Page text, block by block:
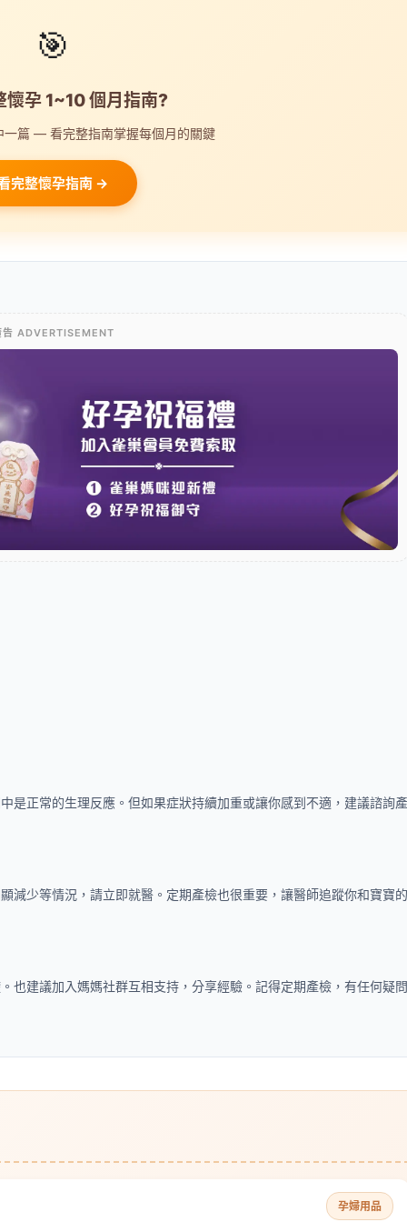
🎯
懷孕 1~10 個月指南?
一篇 — 看完整指南掌握每個月的關鍵
完整懷孕指南 →
告 ADVERTISEMENT
是正常的生理反應。但如果症狀持續加重或讓你感到不適，建議諮詢產
減少等情況，請立即就醫。定期產檢也很重要，讓醫師追蹤你和寶寶的
也建議加入媽媽社群互相支持，分享經驗。記得定期產檢，有任何疑問
孕婦用品